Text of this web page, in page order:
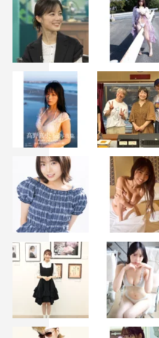
ZAZY お見送り芸人
ともしげ 井口浩之
永野